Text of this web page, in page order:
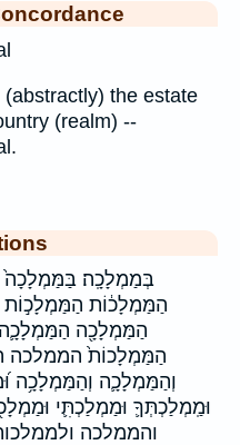
the estate
(realm) --
בְּמַמְלָכָֽה׃
הַמַּמְלָכ֔וֹת
הַמַּמְלָכָ֖ה
הַמַּמְלָכוֹת֙ הממלכה
וְהַמַּמְלָכָ֛ה וְהַמַּמְלָכָ֥ה
וּמַֽמְלַכְתְּךָ֛ וּמַמְלַכְתִּ֛י
והממלכה